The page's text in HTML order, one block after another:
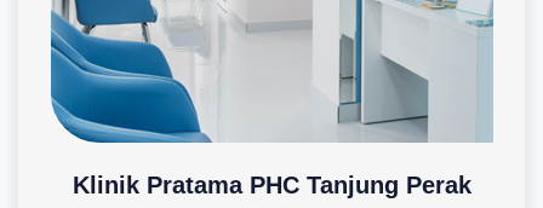
Klinik Pratama PHC Tanjung Perak